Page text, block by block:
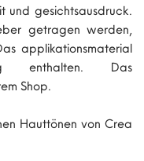
und gesichtsausdruck.
getragen werden,
applikationsmaterial
enthalten. Das
Shop.
Hauttönen von Crea